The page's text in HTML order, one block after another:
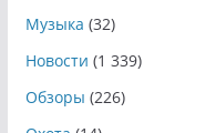
Музыка (32)
Новости (1 339)
Обзоры (226)